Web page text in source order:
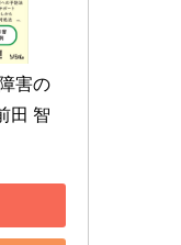
害の
田 智